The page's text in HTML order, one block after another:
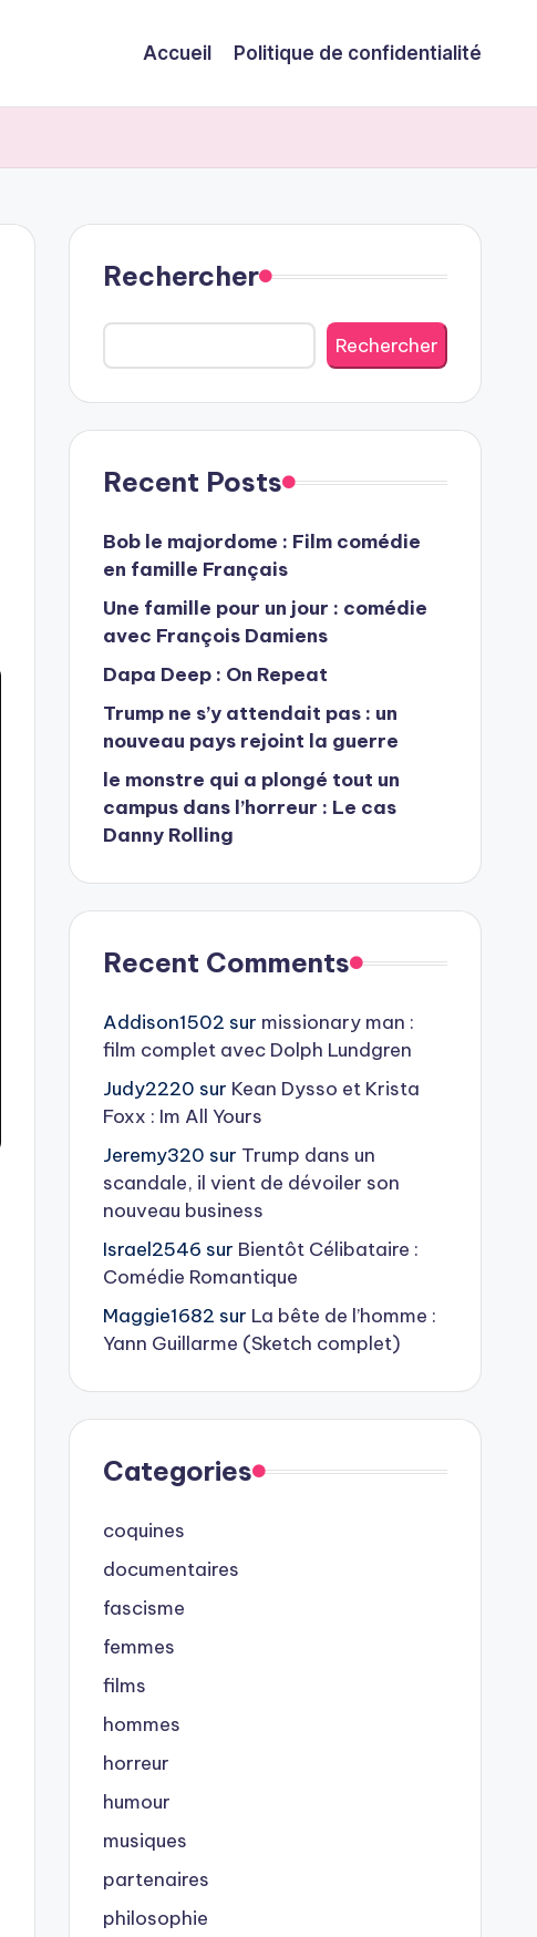
Accueil Politique de confidentialité
Rechercher
Rechercher
Recent Posts
Bob le majordome : Film comédie
en famille Français
Une famille pour un jour : comédie
avec François Damiens
Dapa Deep : On Repeat
Trump ne s’y attendait pas : un
nouveau pays rejoint la guerre
le monstre qui a plongé tout un
campus dans l’horreur : Le cas
Danny Rolling
Recent Comments
Addison1502 sur missionary man :
film complet avec Dolph Lundgren
Judy2220 sur Kean Dysso et Krista
Foxx : Im All Yours
Jeremy320 sur Trump dans un
scandale, il vient de dévoiler son
nouveau business
Israel2546 sur Bientôt Célibataire :
Comédie Romantique
Maggie1682 sur La bête de l’homme :
Yann Guillarme (Sketch complet)
Categories
coquines
documentaires
fascisme
femmes
films
hommes
horreur
humour
musiques
partenaires
philosophie